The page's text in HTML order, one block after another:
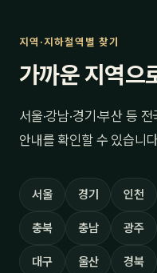
지역·지하철역별 찾기
가까운 지역으
서울·강남·경기·부산 등
안내를 확인할 수 있습니
서울 경기 인천
충북 충남 광주
대구 울산 경북